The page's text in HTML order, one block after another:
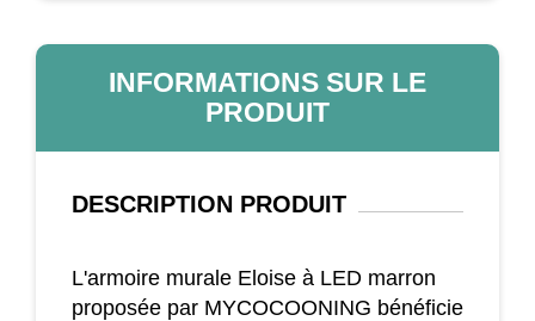
INFORMATIONS SUR LE
PRODUIT
DESCRIPTION PRODUIT
L'armoire murale Eloise à LED marron
proposée par MYCOCOONING bénéficie